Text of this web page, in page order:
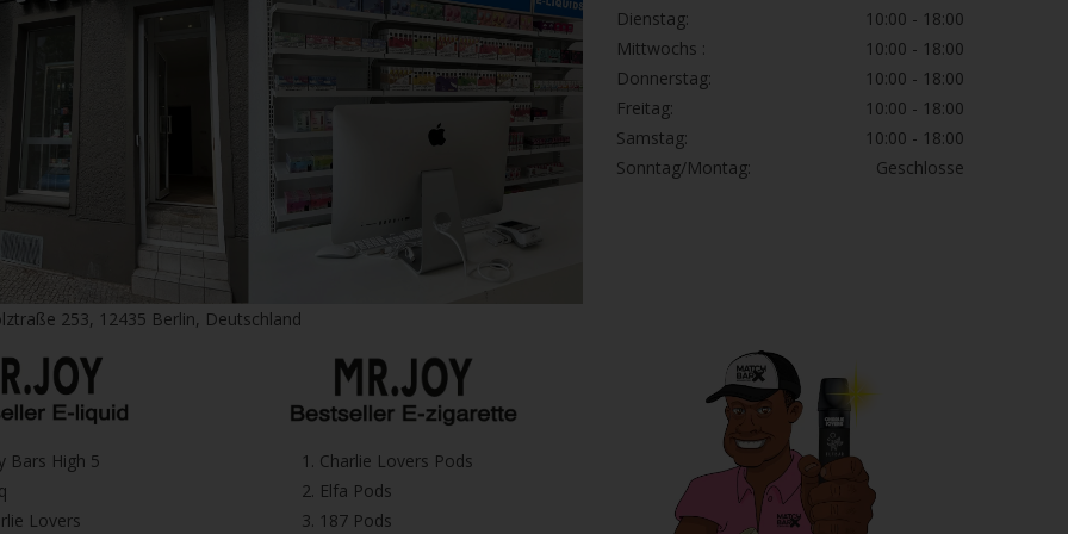
253, 12435 Berlin, Deutschland
Dienstag:
10:00 - 18:00
Mittwochs :
10:00 - 18:00
Donnerstag:
10:00 - 18:00
Freitag:
10:00 - 18:00
Samstag:
10:00 - 18:00
Sonntag/Montag:
Geschlosse
Bars High 5
Lovers
1.⁠ ⁠Charlie Lovers Pods
2.⁠ ⁠⁠Elfa Pods
3.⁠ ⁠⁠187 Pods